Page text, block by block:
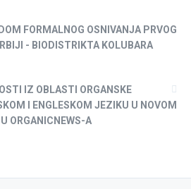
FORMALNOG OSNIVANJA PRVOG
- BIODISTRIKTA KOLUBARA
IZ OBLASTI ORGANSKE
I ENGLESKOM JEZIKU U NOVOM
ORGANICNEWS-A